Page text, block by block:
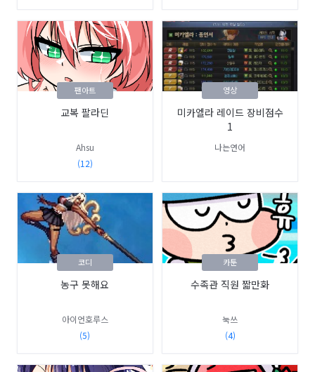
교복 팔라딘
Ahsu
(12)
팬아트
미카엘라 레이드 장비점수
1
나는연어
영상
농구 못해요
아이언호루스
(5)
코디
수족관 직원 짧만화
눅쓰
(4)
카툰